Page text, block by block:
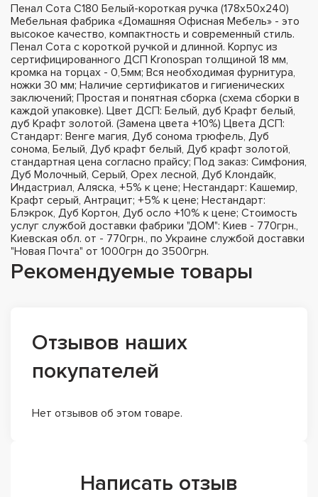
Пенал Сота С180 Белый-короткая ручка (178х50х240)
Мебельная фабрика «Домашняя Офисная Мебель» - это
высокое качество, компактность и современный стиль.
Пенал Сота с короткой ручкой и длинной. Корпус из
сертифицированного ДСП Kronospan толщиной 18 мм,
кромка на торцах - 0,5мм; Вся необходимая фурнитура,
ножки 30 мм; Наличие сертификатов и гигиенических
заключений; Простая и понятная сборка (схема сборки в
каждой упаковке). Цвет ДСП: Белый, дуб Крафт белый,
дуб Крафт золотой. (Замена цвета +10%) Цвета ДСП:
Стандарт: Венге магия, Дуб сонома трюфель, Дуб
сонома, Белый, Дуб крафт белый, Дуб крафт золотой,
стандартная цена согласно прайсу; Под заказ: Симфония,
Дуб Молочный, Серый, Орех лесной, Дуб Клондайк,
Индастриал, Аляска, +5% к цене; Нестандарт: Кашемир,
Крафт серый, Антрацит; +5% к цене; Нестандарт:
Блэкрок, Дуб Кортон, Дуб осло +10% к цене; Стоимость
услуг службой доставки фабрики "ДОМ": Киев - 770грн.,
Киевская обл. от - 770грн., по Украине службой доставки
"Новая Почта" от 1000грн до 3500грн.
Рекомендуемые товары
Отзывов наших
покупателей
Нет отзывов об этом товаре.
Написать отзыв